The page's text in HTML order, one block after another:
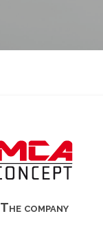
The company